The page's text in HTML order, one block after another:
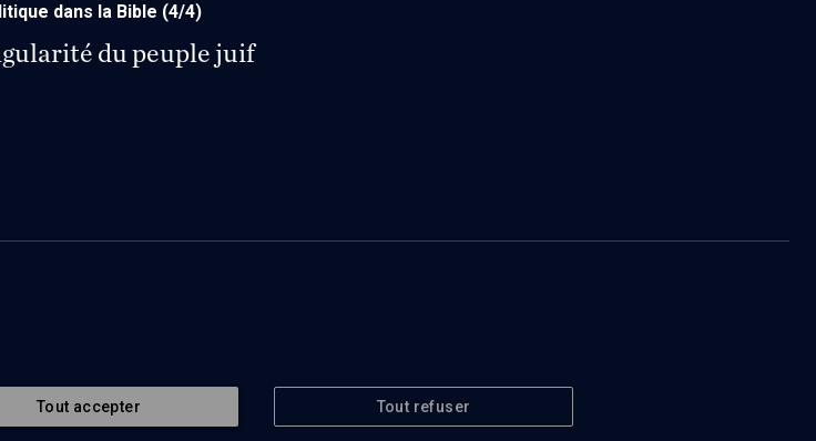
dans la Bible (4/4)
du peuple juif
Tout accepter Tout refuser